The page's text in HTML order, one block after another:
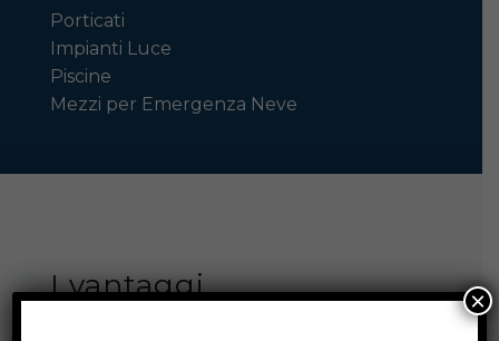
Porticati
Impianti Luce
Piscine
Mezzi per Emergenza Neve
I vantaggi ×